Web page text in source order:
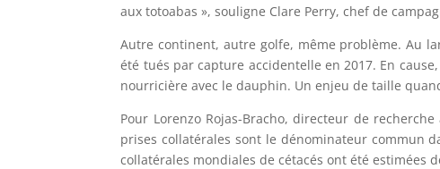
aux totoabas », souligne Clare Perry, chef de
Autre continent, autre golfe, même problème. Au
été tués par capture accidentelle en 2017. En
nourricière avec le dauphin. Un enjeu de taille
Pour Lorenzo Rojas-Bracho, directeur de
prises collatérales sont le dénominateur commun
collatérales mondiales de cétacés ont été estimées